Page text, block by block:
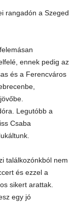
rangadón a Szeged
ennek pedig az
és a Ferencváros
Legutóbb a
Csaba
találkozónkból nem
és ezzel a
sikert arattak.
egy jó